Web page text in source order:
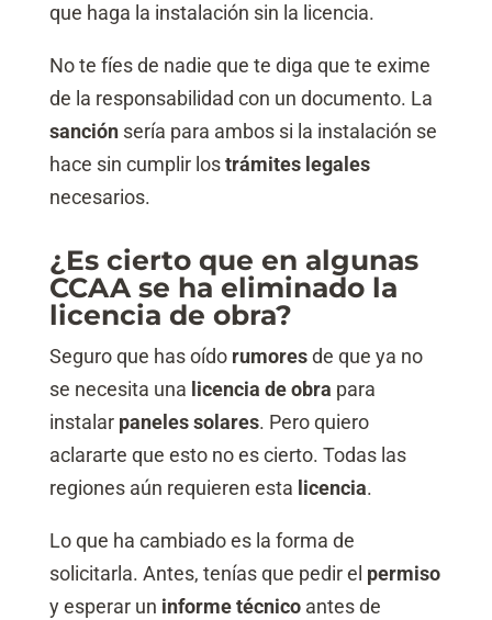
que haga la instalación sin la licencia.
No te fíes de nadie que te diga que te exime
de la responsabilidad con un documento. La
sanciónsería para ambos si la instalación se
hace sin cumplir lostrámites legales
necesarios.
¿Es cierto que en algunas
CCAA se ha eliminado la
licencia de obra?
Seguro que has oído rumoresde que ya no
se necesita una licencia de obra para
instalar paneles solares. Pero quiero
aclararte que esto no es cierto. Todas las
regiones aún requieren esta licencia.
Lo que ha cambiado es la forma de
solicitarla. Antes, tenías que pedir el permiso
y esperar un informe técnicoantes de